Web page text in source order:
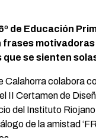
de Educación
motivadoras
que se sienten
Calahorra colabora
II Certamen de
del Instituto
de la amistad